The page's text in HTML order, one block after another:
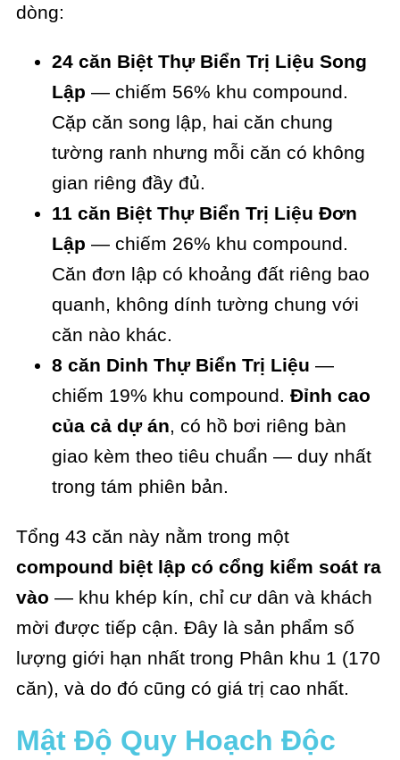
dòng:
24 căn Biệt Thự Biển Trị Liệu Song
Lập — chiếm 56% khu compound.
Cặp căn song lập, hai căn chung
tường ranh nhưng mỗi căn có không
gian riêng đầy đủ.
11 căn Biệt Thự Biển Trị Liệu Đơn
Lập — chiếm 26% khu compound.
Căn đơn lập có khoảng đất riêng bao
quanh, không dính tường chung với
căn nào khác.
8 căn Dinh Thự Biển Trị Liệu —
chiếm 19% khu compound. Đỉnh cao
của cả dự án, có hồ bơi riêng bàn
giao kèm theo tiêu chuẩn — duy nhất
trong tám phiên bản.
Tổng 43 căn này nằm trong một
compound biệt lập có cổng kiểm soát ra
vào — khu khép kín, chỉ cư dân và khách
mời được tiếp cận. Đây là sản phẩm số
lượng giới hạn nhất trong Phân khu 1 (170
căn), và do đó cũng có giá trị cao nhất.
Mật Độ Quy Hoạch Độc